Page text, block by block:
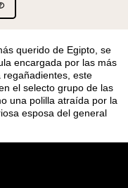
querido de Egipto, se
encargada por las más
regañadientes, este
el selecto grupo de las
una polilla atraída por la
esposa del general